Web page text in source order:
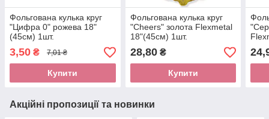
Фольгована кулька круг
"Цифра 0" рожева 18"
(45см) 1шт.
3,50 ₴ 7,01 ₴
Купити
Фольгована кулька круг
"Cheers" золота Flexmetal
18"(45см) 1шт.
28,80₴
Купити
Акційні пропозиції та новинки